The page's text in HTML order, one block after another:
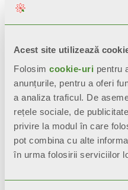
Acest site utilizează
Folosim cookie-uri pentru
anunțurile, pentru a oferi
a analiza traficul. De
rețele sociale, de
privire la modul în care
pot combina cu alte
în urma folosirii serviciilor